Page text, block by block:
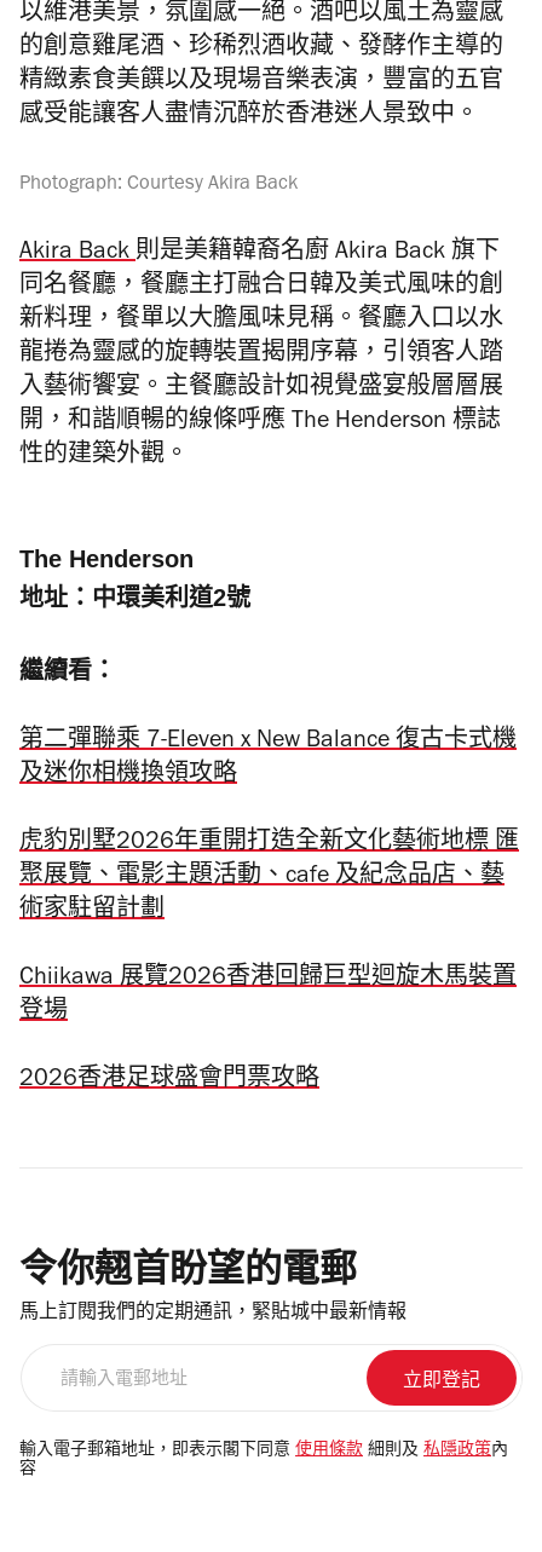
以維港美景，氛圍感一絕。酒吧以風土為靈感
的創意雞尾酒、珍稀烈酒收藏、發酵作主導的
精緻素食美饌以及現場音樂表演，豐富的五官
感受能讓客人盡情沉醉於香港迷人景致中。
Photograph: Courtesy Akira Back
Akira Back則是美籍韓裔名廚 Akira Back 旗下
同名餐廳，餐廳主打融合日韓及美式風味的創
新料理，餐單以大膽風味見稱。餐廳入口以水
龍捲為靈感的旋轉裝置揭開序幕，引領客人踏
入藝術饗宴。主餐廳設計如視覺盛宴般層層展
開，和諧順暢的線條呼應 The Henderson 標誌
性的建築外觀。
The Henderson
地址：中環美利道2號
繼續看：
第二彈聯乘 7-Eleven x New Balance 復古卡式機
及迷你相機換領攻略
虎豹別墅2026年重開打造全新文化藝術地標 匯
聚展覽、電影主題活動、cafe 及紀念品店、藝
術家駐留計劃
Chiikawa 展覽2026香港回歸巨型迴旋木馬裝置
登場
2026香港足球盛會門票攻略
令你翹首盼望的電郵
馬上訂閱我們的定期通訊，緊貼城中最新情報
電
郵
輸入電子郵箱地址，即表示閣下同意 使用條款 細則及 私隱政策 內
容